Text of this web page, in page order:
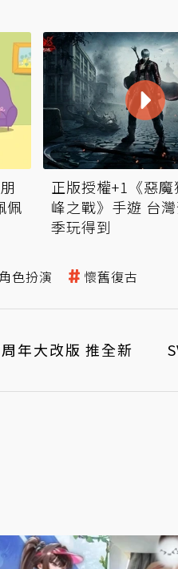
佩
正版授權+1《惡
峰之戰》手遊 台
季玩得到
角色扮演 懷舊復古
年大改版 推全新